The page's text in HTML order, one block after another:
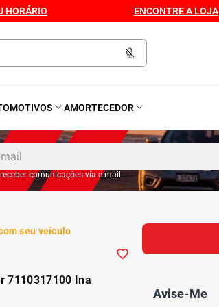
HORÁRIO ENCONTRE A LOJA
AMORTECEDOR
comunicações via e-mail
seu veículo
7110317100 Ina
Avise-Me